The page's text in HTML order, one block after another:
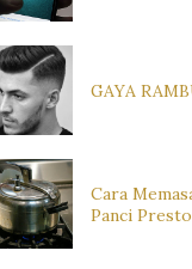
GAYA
Cara
Panci Presto